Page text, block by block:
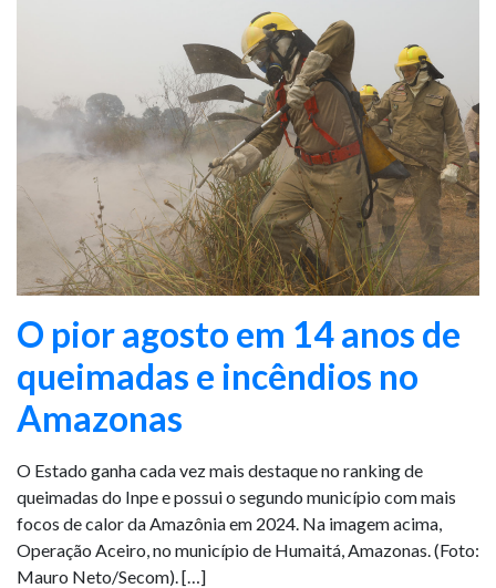
O pior agosto em 14 anos de
queimadas e incêndios no
Amazonas
O Estado ganha cada vez mais destaque no ranking de
queimadas do Inpe e possui o segundo município com mais
focos de calor da Amazônia em 2024. Na imagem acima,
Operação Aceiro, no município de Humaitá, Amazonas. (Foto:
Mauro Neto/Secom). […]